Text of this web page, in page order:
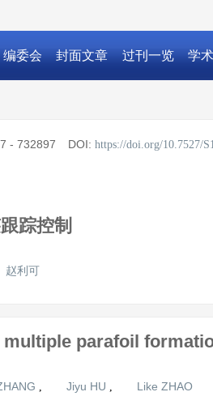
编委会 封面文章 过刊一览 学
- 732897 DOI: https://doi.org/10.7527/
踪控制
赵利可
parafoil
, Jiyu HU , Like ZHAO